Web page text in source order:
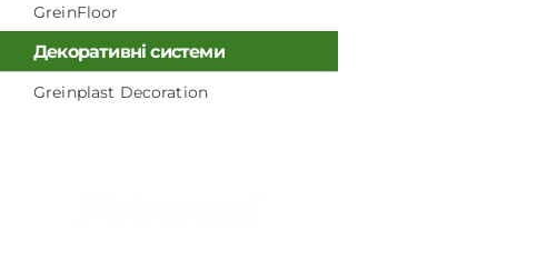
GreinFloor
Декоративні системи
Greinplast Decoration